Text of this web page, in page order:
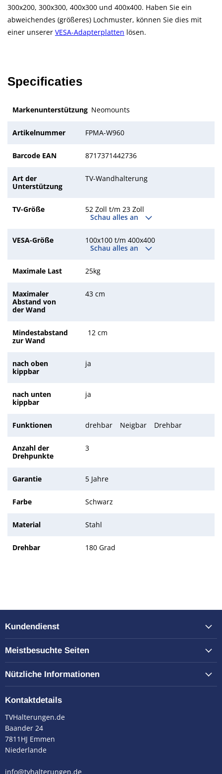
Specificaties
Markenunterstützung Neomounts
Artikelnummer FPMA-W960
Barcode EAN 8717371442736
Art der
Unterstützung
TV-Wandhalterung
TV-Größe
52 Zoll t/m 23 Zoll
Schau alles an
VESA-Größe
100x100 t/m 400x400
Schau alles an
Maximale Last 25kg
Maximaler
Abstand von
der Wand
43 cm
Mindestabstand
zur Wand
12 cm
nach oben
kippbar
ja
nach unten
kippbar
ja
Funktionen drehbar Neigbar Drehbar
Anzahl der
Drehpunkte
3
Garantie 5 Jahre
Farbe Schwarz
Material Stahl
Drehbar 180 Grad
300x200, 300x300, 400x300 und 400x400. Haben Sie ein
abweichendes (größeres) Lochmuster, können Sie dies mit
einer unserer VESA-Adapterplatten lösen.
Kundendienst
Meistbesuchte Seiten
Nützliche Informationen
Kontaktdetails
TVHalterungen.de
Baander 24
7811HJ Emmen
Niederlande
info@tvhalterungen.de